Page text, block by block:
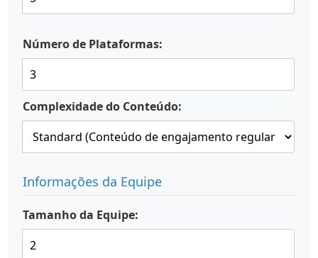
Número de Plataformas:
Complexidade do Conteúdo:
Informações da Equipe
Tamanho da Equipe: